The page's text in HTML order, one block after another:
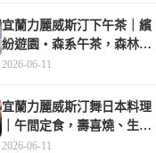
宜蘭力麗威斯汀下午茶｜繽
紛遊園・森系午茶，森林系
甜點超好拍
2026-06-11
宜蘭力麗威斯汀舞日本料理
｜午間定食，壽喜燒、生魚
片與日式包廂空間
2026-06-11